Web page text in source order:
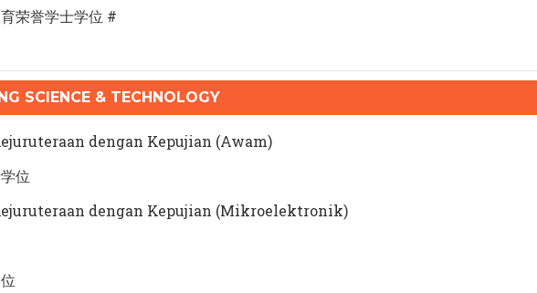
荣誉学士学位 #
SCIENCE & TECHNOLOGY
dengan Kepujian (Awam)
位
dengan Kepujian (Mikroelektronik)